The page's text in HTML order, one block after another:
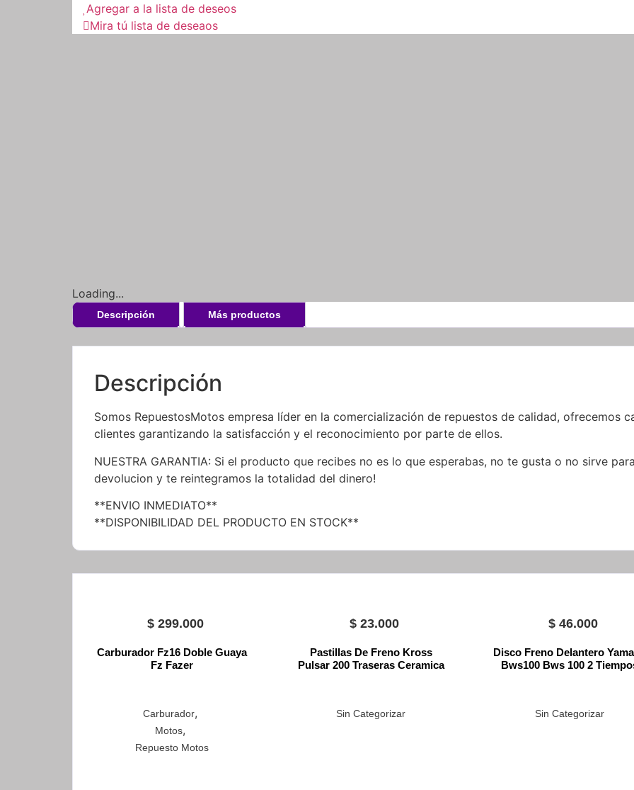
Candado
Manilar
Seguro
Agregar a la lista de deseos
Mira tú lista de deseaos
Loading...
Descripción Más productos
Descripción
Somos RepuestosMotos empresa líder en la comercialización de repuestos de calidad, ofrecemos
clientes garantizando la satisfacción y el reconocimiento por parte de ellos.
NUESTRA GARANTIA: Si el producto que recibes no es lo que esperabas, no te gusta o no sirve
devolucion y te reintegramos la totalidad del dinero!
**ENVIO INMEDIATO**
**DISPONIBILIDAD DEL PRODUCTO EN STOCK**
$299.000
Carburador Fz16 Doble Guaya
Fz Fazer
Carburador,
Motos,
Repuesto Motos
$ 23.000
Pastillas De Freno Kross
Pulsar 200 Traseras Ceramica
Sin Categorizar
$ 46.000
Disco Freno Delantero
Bws100 Bws 100 2
Sin Categorizar